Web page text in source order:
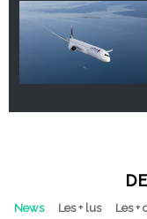
News Les + lus Les +